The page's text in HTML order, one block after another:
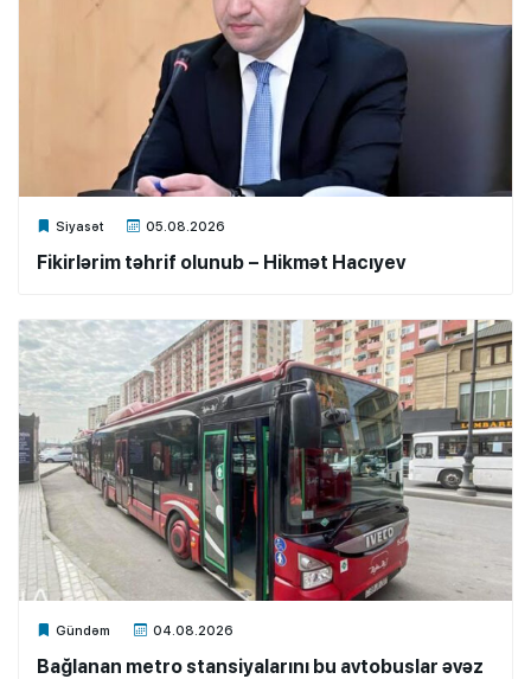
Siyasət 05.08.2026
Xalq.Online
Fikirlərim təhrif olunub – Hikmət Hacıyev
Gündəm 04.08.2026
Xalq.Online
Bağlanan metro stansiyalarını bu avtobuslar əvəz